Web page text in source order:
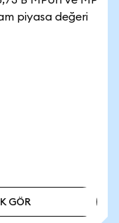
piyasa değeri
GÖR